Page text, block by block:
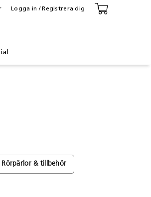
Logga in / Registrera dig
Rörpärlor & tillbehör